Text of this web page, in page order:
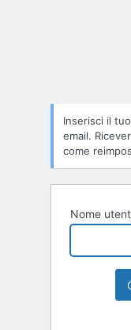
Inserisci il
email.
come
Nome